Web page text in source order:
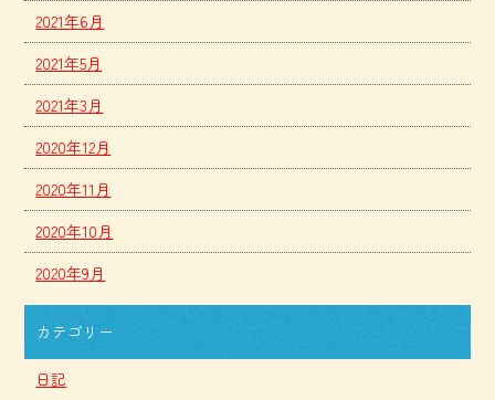
2021年6月
2021年5月
2021年3月
2020年12月
2020年11月
2020年10月
2020年9月
カテゴリー
日記